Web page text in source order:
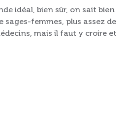
idéal, bien sûr, on sait bien
sages-femmes, plus assez de
mais il faut y croire et